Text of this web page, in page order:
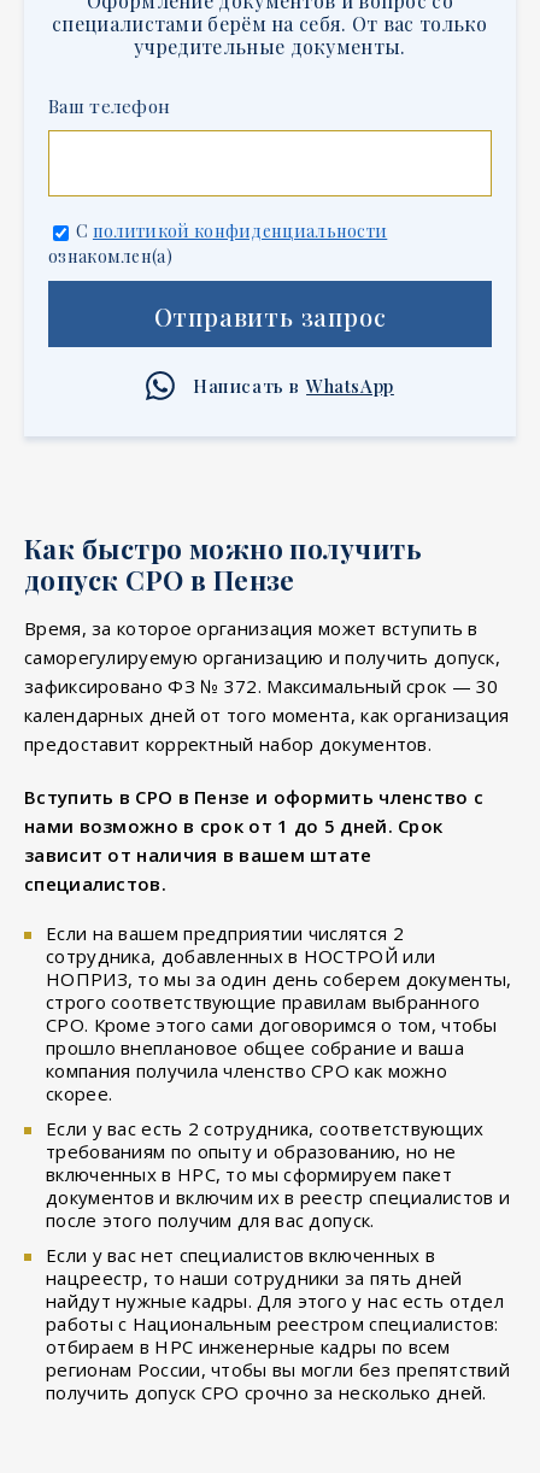
специалистами берём на себя. От вас только
учредительные документы.
Ваш телефон
С политикой конфиденциальности
ознакомлен(а)
Отправить запрос
Написать в WhatsApp
Как быстро можно получить
допуск СРО в Пензе
Время, за которое организация может вступить в
саморегулируемую организацию и получить допуск,
зафиксировано ФЗ № 372. Максимальный срок — 30
календарных дней от того момента, как организация
предоставит корректный набор документов.
Вступить в СРО в Пензе и оформить членство с
нами возможно в срок от 1 до 5 дней. Срок
зависит от наличия в вашем штате
специалистов.
Если на вашем предприятии числятся 2
сотрудника, добавленных в НОСТРОЙ или
НОПРИЗ, то мы за один день соберем документы,
строго соответствующие правилам выбранного
СРО. Кроме этого сами договоримся о том, чтобы
прошло внеплановое общее собрание и ваша
компания получила членство СРО как можно
скорее.
Если у вас есть 2 сотрудника, соответствующих
требованиям по опыту и образованию, но не
включенных в НРС, то мы сформируем пакет
документов и включим их в реестр специалистов и
после этого получим для вас допуск.
Если у вас нет специалистов включенных в
нацреестр, то наши сотрудники за пять дней
найдут нужные кадры. Для этого у нас есть отдел
работы с Национальным реестром специалистов:
отбираем в НРС инженерные кадры по всем
регионам России, чтобы вы могли без препятствий
получить допуск СРО срочно за несколько дней.